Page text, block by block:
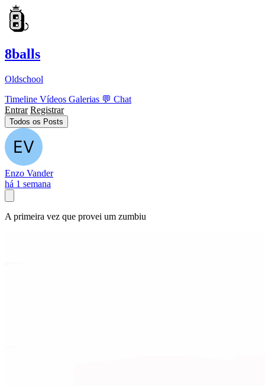
8balls
Oldschool
Timeline Vídeos Galerias 💬 Chat
Entrar Registrar
Todos os Posts
Enzo Vander
há 1 semana
A primeira vez que provei um zumbiu